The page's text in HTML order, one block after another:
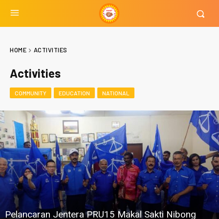
HOME ACTIVITIES
Activities
COMMUNITY EDUCATION NATIONAL
Pelancaran Jentera PRU15 Makal Sakti Nibong